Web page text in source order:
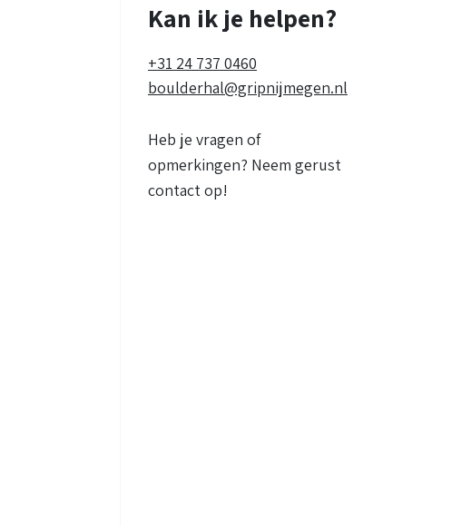
Kan ik je helpen?
+31 24 737 0460
boulderhal@gripnijmegen.nl
Heb je vragen of
opmerkingen? Neem gerust
contact op!